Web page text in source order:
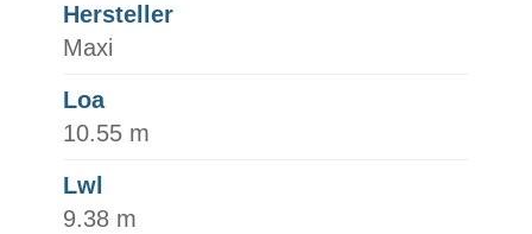
Hersteller
Maxi
Loa
10.55 m
Lwl
9.38 m